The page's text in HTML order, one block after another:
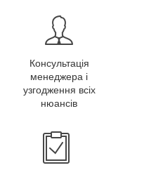
Консультація
менеджера і
узгодження всіх
нюансів